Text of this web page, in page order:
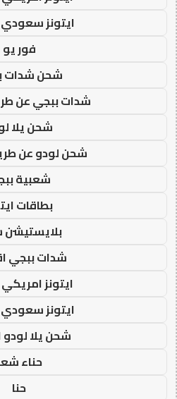
ايتونز
فور يو
شحن شدات
شدات ببجي عن
شحن يلا
شحن لودو عن
شعبية
بطاقات
بلايستيشن
شدات ببجي
ايتونز
ايتونز
شحن يلا
حناء
حنا